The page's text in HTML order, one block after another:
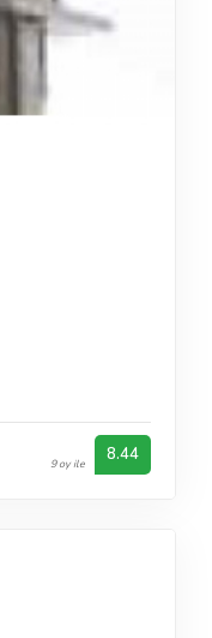
9 oy ile 8.44